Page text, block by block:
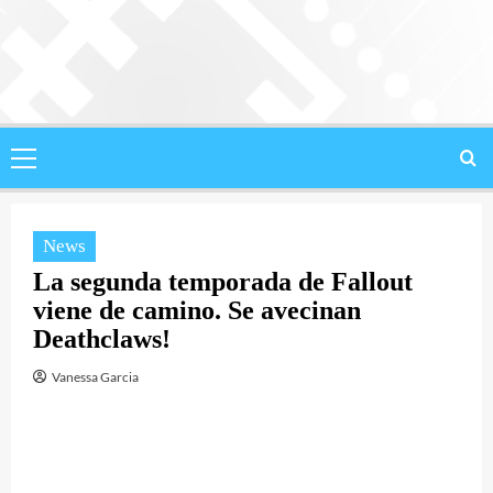
principal
News
La segunda temporada de Fallout
viene de camino. Se avecinan
Deathclaws!
Vanessa Garcia